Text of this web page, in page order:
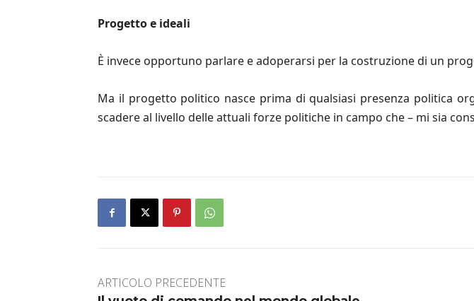
Progetto e ideali
È invece opportuno parlare e adoperarsi per la costruzione di un
Ma il progetto politico nasce prima di qualsiasi presenza politica
scadere al livello delle attuali forze politiche in campo che – mi sia
ARTICOLO PRECEDENTE